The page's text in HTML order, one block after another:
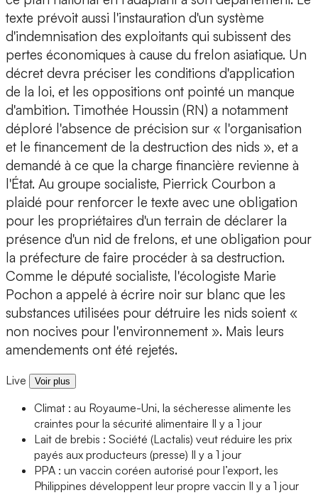
texte prévoit aussi l'instauration d'un système
d'indemnisation des exploitants qui subissent des
pertes économiques à cause du frelon asiatique. Un
décret devra préciser les conditions d'application
de la loi, et les oppositions ont pointé un manque
d'ambition. Timothée Houssin (RN) a notamment
déploré l'absence de précision sur « l'organisation
et le financement de la destruction des nids », et a
demandé à ce que la charge financière revienne à
l'État. Au groupe socialiste, Pierrick Courbon a
plaidé pour renforcer le texte avec une obligation
pour les propriétaires d'un terrain de déclarer la
présence d'un nid de frelons, et une obligation pour
la préfecture de faire procéder à sa destruction.
Comme le député socialiste, l'écologiste Marie
Pochon a appelé à écrire noir sur blanc que les
substances utilisées pour détruire les nids soient «
non nocives pour l'environnement ». Mais leurs
amendements ont été rejetés.
Live Voir plus
Climat : au Royaume-Uni, la sécheresse alimente les
craintes pour la sécurité alimentaire Il y a 1 jour
Lait de brebis : Société (Lactalis) veut réduire les prix
payés aux producteurs (presse) Il y a 1 jour
PPA : un vaccin coréen autorisé pour l’export, les
Philippines développent leur propre vaccin Il y a 1 jour